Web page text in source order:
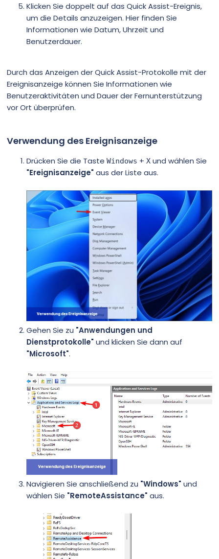
Klicken Sie doppelt auf das Quick Assist-Ereignis,
um die Details anzuzeigen. Hier finden Sie
Informationen wie Datum, Uhrzeit und
Benutzerdauer.
Durch das Anzeigen der Quick Assist-Protokolle mit der
Ereignisanzeige können Sie Informationen wie
Benutzeraktivitäten und Dauer der Fernunterstützung
vor Ort überprüfen.
Verwendung des Ereignisanzeige
Drücken Sie die Taste Windows + X und wählen Sie
"Ereignisanzeige" aus der Liste aus.
Gehen Sie zu "Anwendungen und
Dienstprotokolle" und klicken Sie dann auf
"Microsoft".
Navigieren Sie anschließend zu "Windows" und
wählen Sie "RemoteAssistance" aus.